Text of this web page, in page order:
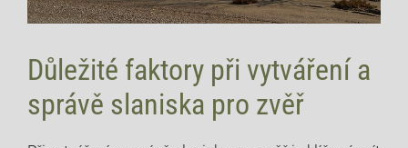
Důležité faktory při vytváření‍ a
správě slaniska ​pro zvěř